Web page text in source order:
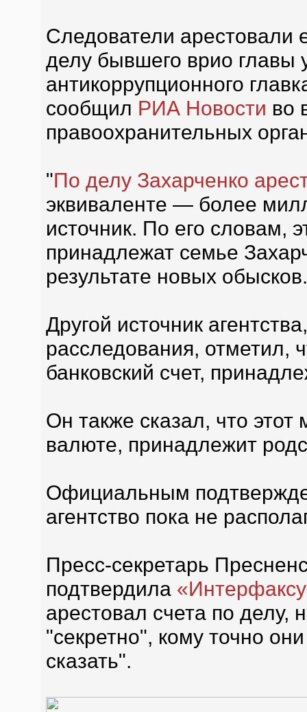
Следователи
делу бывшего врио главы
антикоррупционного
сообщил РИА Новости во
правоохранительных
"По делу Захарченко
эквиваленте — более
источник. По его словам,
принадлежат семье
результате новых обысков.
Другой источник
расследования, отметил,
банковский счет,
Он также сказал, что
валюте, принадлежит
Официальным
агентство пока не
Пресс-секретарь
подтвердила
арестовал счета по делу,
"секретно", кому точно
сказать".